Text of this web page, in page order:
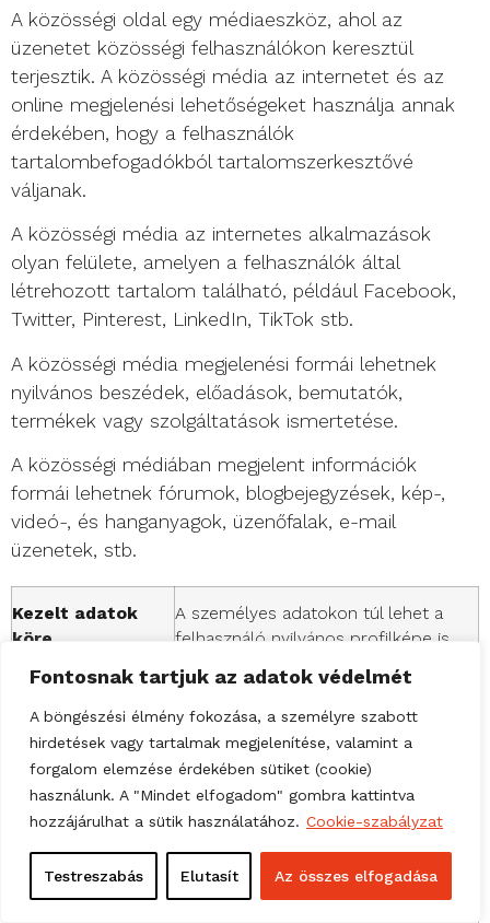
Fontosnak tartjuk az adatok védelmét
A böngészési élmény fokozása, a személyre szabott
hirdetések vagy tartalmak megjelenítése, valamint a
forgalom elemzése érdekében sütiket (cookie)
használunk. A "Mindet elfogadom" gombra kattintva
hozzájárulhat a sütik használatához. Cookie-szabályzat
Testreszabás Elutasít Az összes elfogadása
A közösségi oldal egy médiaeszköz, ahol az
üzenetet közösségi felhasználókon keresztül
terjesztik. A közösségi média az internetet és az
online megjelenési lehetőségeket használja annak
érdekében, hogy a felhasználók
tartalombefogadókból tartalomszerkesztővé
váljanak.
A közösségi média az internetes alkalmazások
olyan felülete, amelyen a felhasználók által
létrehozott tartalom található, például Facebook,
Twitter, Pinterest, LinkedIn, TikTok stb.
A közösségi média megjelenési formái lehetnek
nyilvános beszédek, előadások, bemutatók,
termékek vagy szolgáltatások ismertetése.
A közösségi médiában megjelent információk
formái lehetnek fórumok, blogbejegyzések, kép-,
videó-, és hanganyagok, üzenőfalak, e-mail
üzenetek, stb.
Kezelt adatok
köre
A személyes adatokon túl lehet a
felhasználó nyilvános profilképe is
Valamennyi regisztrált felhasználó
Adatgyűjtés célja A weboldal vagy a hozzá kapcsolódó
weblap népszerűsítése
Jogalap Az érintett önkéntes hozzájárulása
Időtartam, törlés,
jogok
Az adott közösségi oldalon
megtekinthető szabályozás szerint